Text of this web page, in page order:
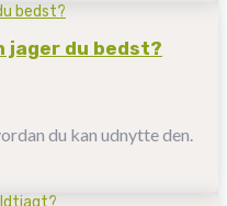
jager du bedst?
du kan udnytte den.